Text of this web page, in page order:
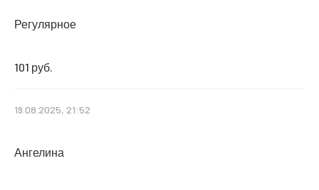
Регулярное
101 руб.
19.08.2025, 21:52
Ангелина